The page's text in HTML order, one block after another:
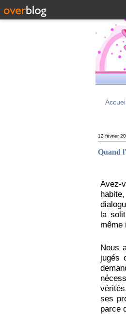
12 février
Quand
Avez-
la
même
Nous
jugés
ses
parce